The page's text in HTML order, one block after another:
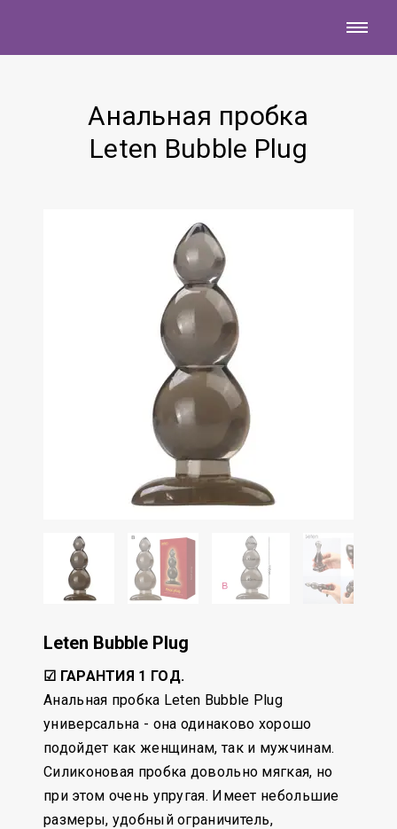
Анальная пробка
Leten Bubble Plug
Leten Bubble Plug
☑ ГАРАНТИЯ 1 ГОД.
Анальная пробка Leten Bubble Plug
универсальна - она одинаково хорошо
подойдет как женщинам, так и мужчинам.
Силиконовая пробка довольно мягкая, но
при этом очень упругая. Имеет небольшие
размеры, удобный ограничитель,